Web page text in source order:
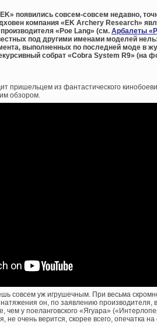
появились совсем-совсем недавно,
компания «EK Archery Research»
«Poe Lang» (см. Арбалеты
под другими именами моделей
выполненных по последней моде в
собрат «Cobra System R9» (на
пришельцем из фантастического
обзором.
совсем уж игрушечным. При весьма
он, по заявлению производителя,
чем у поеланговского «Ягуара»
не очень верится, скорее всего, опечатка